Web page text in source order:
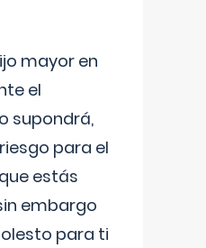
mayor en
el
supondrá,
para el
estás
embargo
para ti